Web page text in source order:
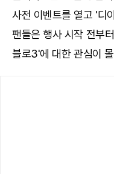
사전 이벤트를 열고 '디
팬들은 행사 시작 전부
블로3'에 대한 관심이